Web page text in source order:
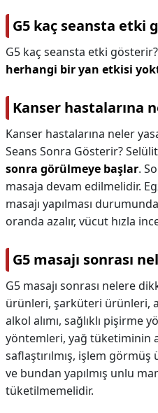
G5 kaç seansta etki
G5 kaç seansta etki
herhangi bir yan etkisi
Kanser hastalarına
Kanser hastalarına neler
Seans Sonra Gösterir?
sonra görülmeye başlar.
masaja devam edilmelidir.
masajı yapılması
oranda azalır, vücut hızla
G5 masajı sonrası
G5 masajı sonrası nelere
ürünleri, şarküteri ürünleri,
alkol alımı, sağlıklı pişirme
yöntemleri, yağ tüketiminin
saflaştırılmış, işlem
ve bundan yapılmış unlu
tüketilmemelidir.